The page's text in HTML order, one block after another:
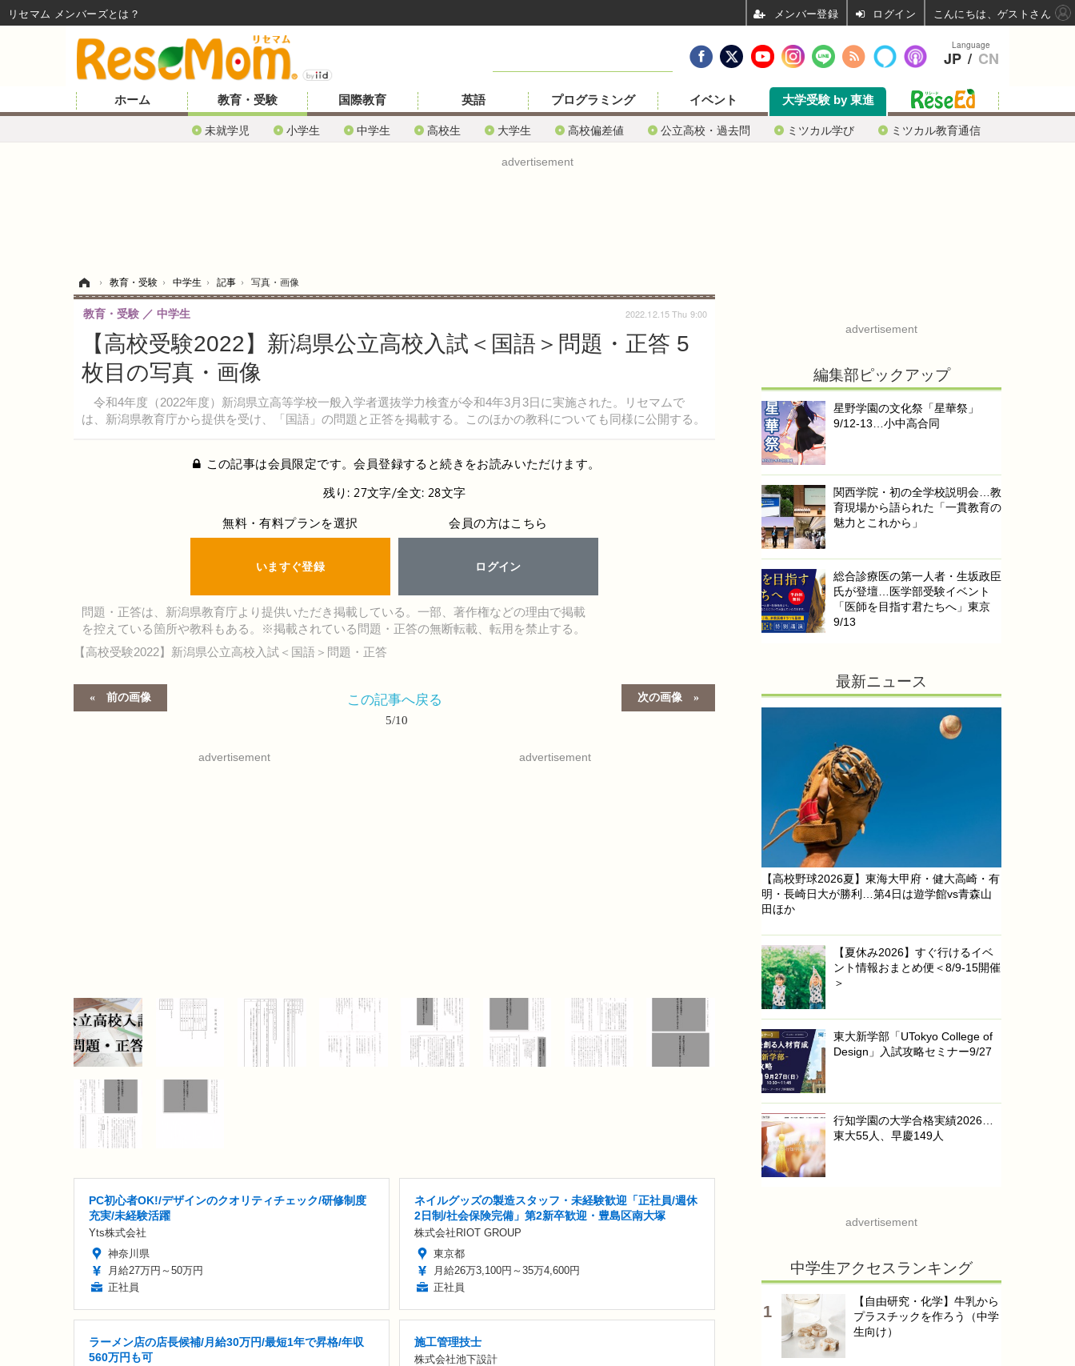
ホーム 教育・受験
未就学児 小学生 中学生 高校生 大学生 高校偏差値 公立高校・過去問 ミツカル学び ミツカル教育通信
国際教育 英語 プログラミング イベント 大学受験 by 東進
advertisement
› 教育・受験 › 中学生 › 記事 › 写真・画像
【高校受験2022】新潟県公立高校入試＜国語＞問題・正答 5
枚目の写真・画像
令和4年度（2022年度）新潟県立高等学校一般入学者選抜学力検査が令和4年3月3日に実施された。リセマムで
は、新潟県教育庁から提供を受け、「国語」の問題と正答を掲載する。このほかの教科についても同様に公開する。
教育・受験 中学生 2022.12.15 Thu 9:00
この記事は会員限定です。会員登録すると続きをお読みいただけます。
残り: 27文字/全文: 28文字
無料・有料プランを選択
いますぐ登録
会員の方はこちら
ログイン
問題・正答は、新潟県教育庁より提供いただき掲載している。一部、著作権などの理由で掲載
を控えている箇所や教科もある。※掲載されている問題・正答の無断転載、転用を禁止する。
【高校受験2022】新潟県公立高校入試＜国語＞問題・正答
前の画像 次の画像
この記事へ戻る
5/10
advertisement advertisement
PC初心者OK!/デザインのクオリティチェック/研修制度
充実/未経験活躍
Yts株式会社
神奈川県
月給27万円～50万円
正社員
ネイルグッズの製造スタッフ・未経験歓迎「正社員/週休
2日制/社会保険完備」第2新卒歓迎・豊島区南大塚
株式会社RIOT GROUP
東京都
月給26万3,100円～35万4,600円
正社員
ラーメン店の店長候補/月給30万円/最短1年で昇格/年収
560万円も可
施工管理技士
株式会社池下設計
advertisement
編集部ピックアップ
星野学園の文化祭「星華祭」
9/12-13…小中高合同
関西学院・初の全学校説明会…教
育現場から語られた「一貫教育の
魅力とこれから」
総合診療医の第一人者・生坂政臣
氏が登壇…医学部受験イベント
「医師を目指す君たちへ」東京
9/13
最新ニュース
【高校野球2026夏】東海大甲府・健大高崎・有
明・長崎日大が勝利…第4日は遊学館vs青森山
田ほか
【夏休み2026】すぐ行けるイベ
ント情報おまとめ便＜8/9-15開催
＞
東大新学部「UTokyo College of
Design」入試攻略セミナー9/27
行知学園の大学合格実績2026…
東大55人、早慶149人
advertisement
中学生アクセスランキング
【自由研究・化学】牛乳から
プラスチックを作ろう（中学
生向け）
Language
JP / CN
リセマム メンバーズ ログイン こんにちは、ゲストさん